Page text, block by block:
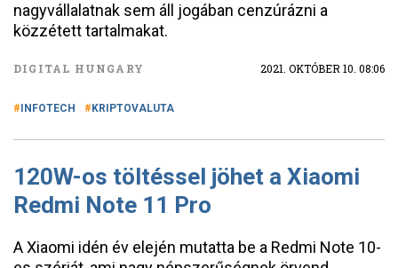
nagyvállalatnak sem áll jogában cenzúrázni a
közzétett tartalmakat.
DIGITAL HUNGARY 2021. OKTÓBER 10. 08:06
INFOTECH KRIPTOVALUTA
120W-os töltéssel jöhet a Xiaomi
Redmi Note 11 Pro
A Xiaomi idén év elején mutatta be a Redmi Note 10-